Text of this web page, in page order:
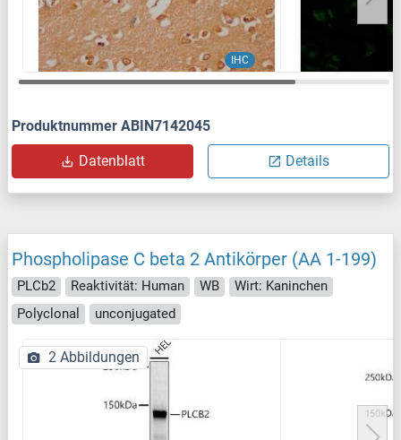
IHC
Produktnummer ABIN7142045
Datenblatt Details
Phospholipase C beta 2 Antikörper (AA 1-199)
PLCb2 Reaktivität: Human WB
Wirt: Kaninchen
Polyclonal
unconjugated
2 Abbildungen